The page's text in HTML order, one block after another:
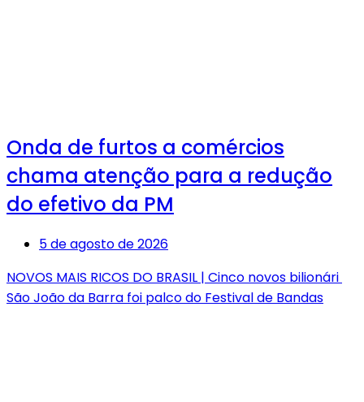
Onda de furtos a comércios
chama atenção para a redução
do efetivo da PM
5 de agosto de 2026
NOVOS MAIS RICOS DO BRASIL | Cinco novos bilionári
São João da Barra foi palco do Festival de Bandas